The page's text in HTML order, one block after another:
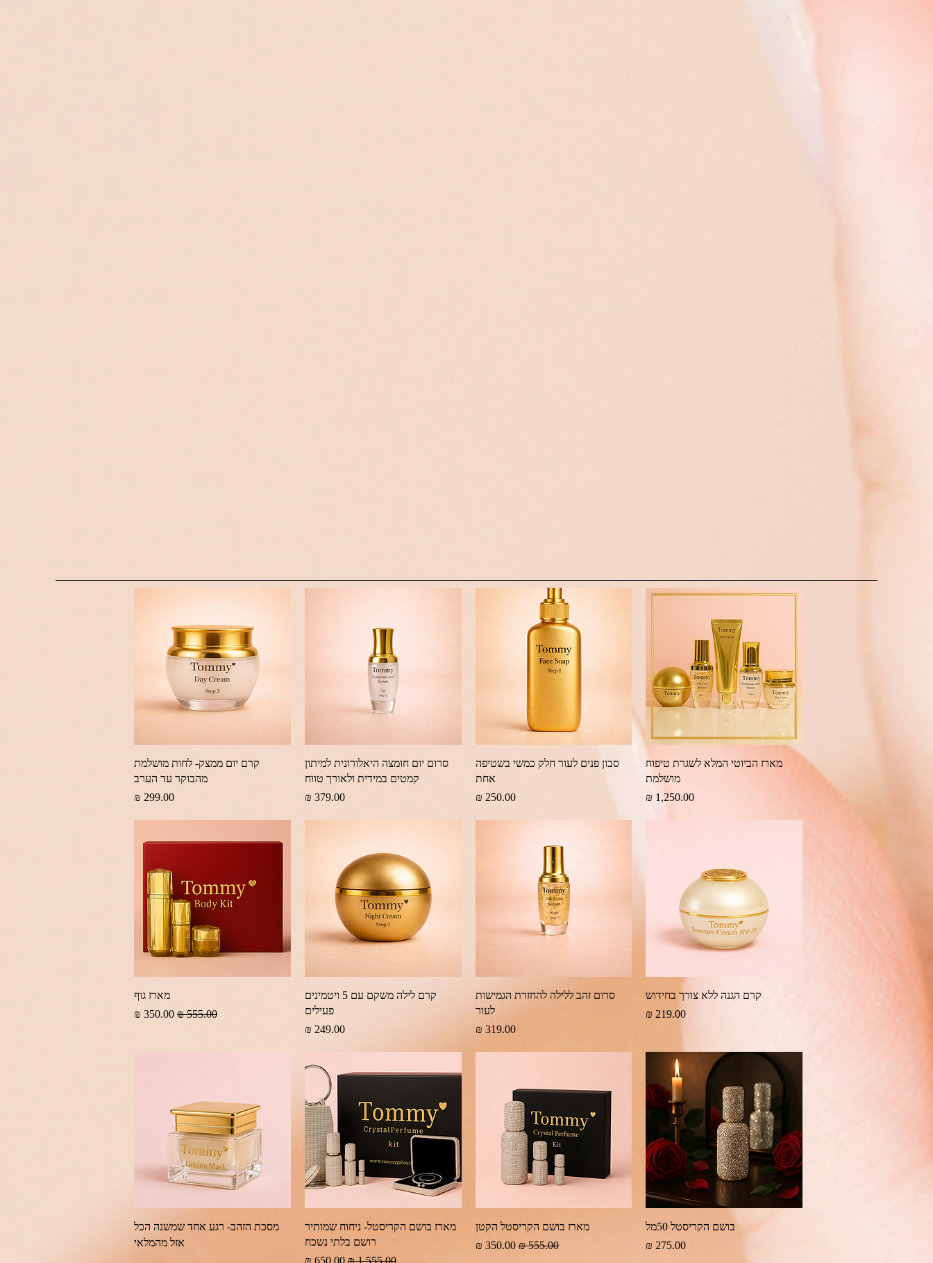
תצוגה מהירה
מארז הביוטי המלא לשגרת טיפוח
מושלמת
מחיר
תצוגה מהירה
סבון פנים לעור חלק כמשי בשטיפה
אחת
מחיר‏250.00 ‏₪
תצוגה מהירה
סרום יום חומצה היאלורונית למיתון
קמטים במידית ולאורך טווח
מחיר‏379.00 ‏₪
תצוגה מהירה
קרם יום ממצק- לחות מושלמת
מהבוקר עד הערב
מחיר
תצוגה מהירה
קרם הגנה ללא צורך בחידוש
מחיר
תצוגה מהירה
סרום זהב ללילה להחזרת הגמישות
לעור
מחיר‏319.00 ‏₪
תצוגה מהירה
קרם לילה משקם עם 5 ויטמינים
פעילים
מחיר‏249.00 ‏₪
מארז גוף
מחיר רגיל מחיר מבצע
תצוגה מהירה
בושם הקריסטל 50מל
מחיר
תצוגה מהירה
מארז בושם הקריסטל הקטן
מחיר רגיל‏555.00 ‏₪ מחיר מבצע‏350.00 ‏₪
תצוגה מהירה
מארז בושם הקריסטל- ניחוח שמותיר
רושם בלתי נשכח
מחיר רגיל
מחיר מבצע
תצוגה מהירה
מסכת הזהב- רגע אחד שמשנה הכל
אזל מהמלאי